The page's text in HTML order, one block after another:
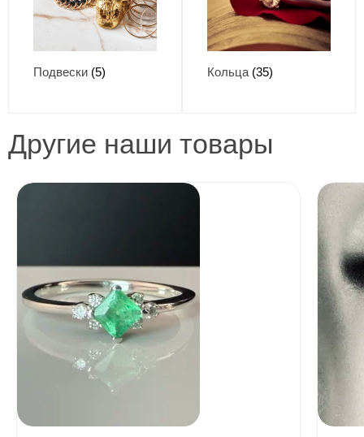
Подвески (5) Кольца (35)
Другие наши товары